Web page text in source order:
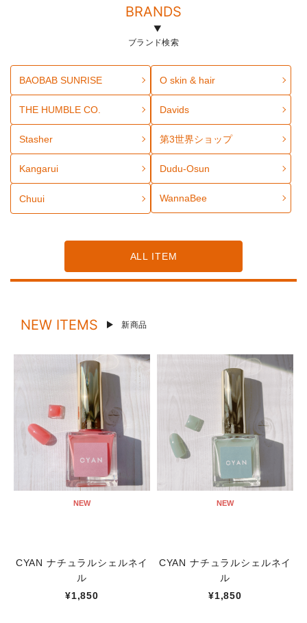
BRANDS
ブランド検索
BAOBAB SUNRISE O skin & hair
THE HUMBLE CO. Davids
Stasher 第3世界ショップ
Kangarui Dudu-Osun
Chuui WannaBee
ALL ITEM
NEW ITEMS 新商品
NEW
CYAN ナチュラルシェルネイ
ル
¥1,850
NEW
CYAN ナチュラルシェルネイ
ル
¥1,850